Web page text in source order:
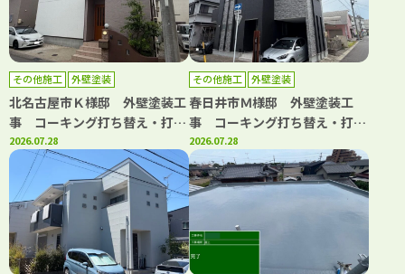
その他施工 外壁塗装
北名古屋市Ｋ様邸 外壁塗装工
事 コーキング打ち替え・打ち
増し工事 屋根カバー工事 ト
ップコート工事
2026.07.28
その他施工 外壁塗装
春日井市Ｍ様邸 外壁塗装工
事 コーキング打ち替え・打ち
増し工事 バルコニートップコ
ート工事
2026.07.28